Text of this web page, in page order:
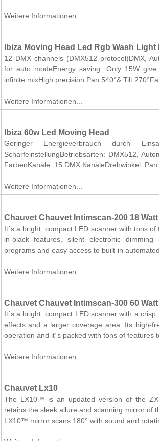
Weitere Informationen...
Ibiza Moving Head Led Rgb Wash Light
12 DMX channels (DMX512 protocol)DMX,
for auto modeEnergy saving: Only 15W
infinite mixHigh precision Pan 540°& Tilt
Weitere Informationen...
Ibiza 60w Led Moving Head
Geringer Energieverbrauch durch
ScharfeinstellungBetriebsarten: DMX512,
FarbenKanäle: 15 DMX KanäleDrehwinkel:
Weitere Informationen...
Chauvet Chauvet Intimscan-200 18
It´s a bright, compact LED scanner with tons
in-black features, silent electronic
programs and easy access to built-in
Weitere Informationen...
Chauvet Chauvet Intimscan-300 60
It´s a bright, compact LED scanner with a
effects and a larger coverage area. Its high-
operation and it´s packed with tons of features
Weitere Informationen...
Chauvet Lx10
The LX10™ is an updated version of the
retains the sleek allure and scanning mirror of
LX10™ mirror scans 180° with sound and